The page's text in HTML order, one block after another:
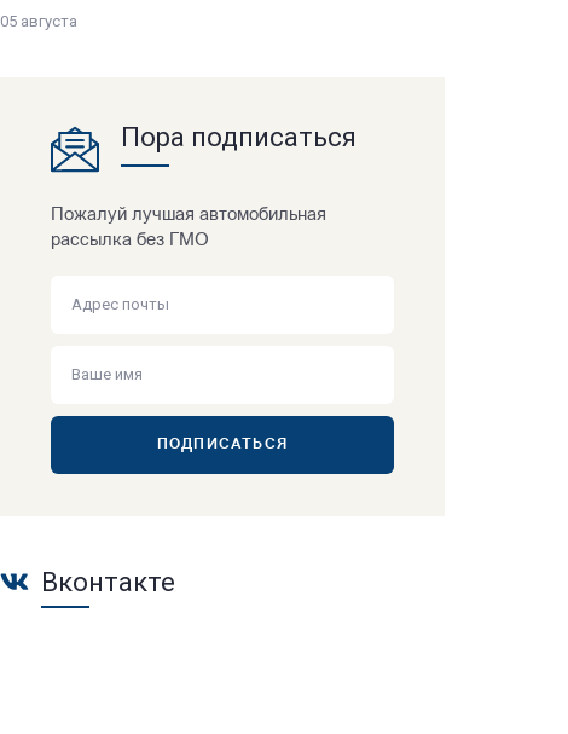
05 августа
Пора подписаться
Пожалуй лучшая автомобильная
рассылка без ГМО
ПОДПИСАТЬСЯ
Вконтакте